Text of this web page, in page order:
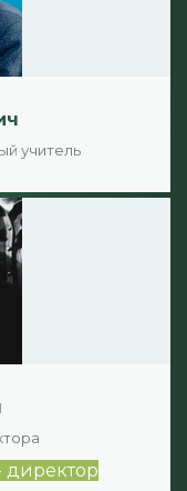
учитель
директор